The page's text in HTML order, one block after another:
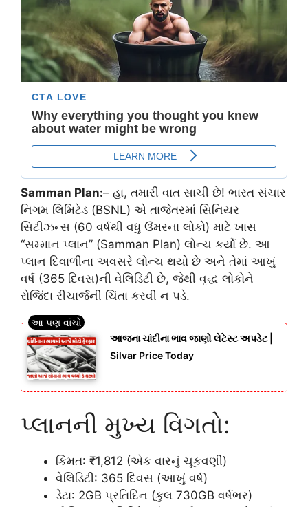
Samman Plan:– હા, તમારી વાત સાચી છે! ભારત સંચાર
નિગમ લિમિટેડ (BSNL) એ તાજેતરમાં સિનિયર
સિટીઝન્સ (60 વર્ષથી વધુ ઉંમરના લોકો) માટે ખાસ
“સમ્માન પ્લાન” (Samman Plan) લોન્ચ કર્યો છે. આ
પ્લાન દિવાળીના અવસરે લોન્ચ થયો છે અને તેમાં આખું
વર્ષ (365 દિવસ)ની વેલિડિટી છે, જેથી વૃદ્ધ લોકોને
રોજિંદા રીચાર્જની ચિંતા કરવી ન પડે.
આજના ચાંદીના ભાવ જાણો લેટેસ્ટ અપડેટ |
Silvar Price Today
પ્લાનની મુખ્ય વિગતો:
કિંમત: ₹1,812 (એક વારનું ચૂકવણી)
વેલિડિટી: 365 દિવસ (આખું વર્ષ)
ડેટા: 2GB પ્રતિદિન (કુલ 730GB વર્ષભર)